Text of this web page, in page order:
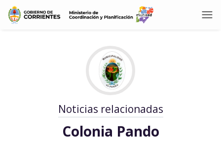
Noticias relacionadas
Colonia Pando